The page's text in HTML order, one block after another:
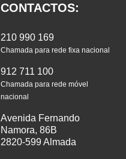
CONTACTOS:
210 990 169
Chamada para rede fixa nacional
912 711 100
Chamada para rede móvel
nacional
Avenida Fernando
Namora, 86B
2820-599 Almada